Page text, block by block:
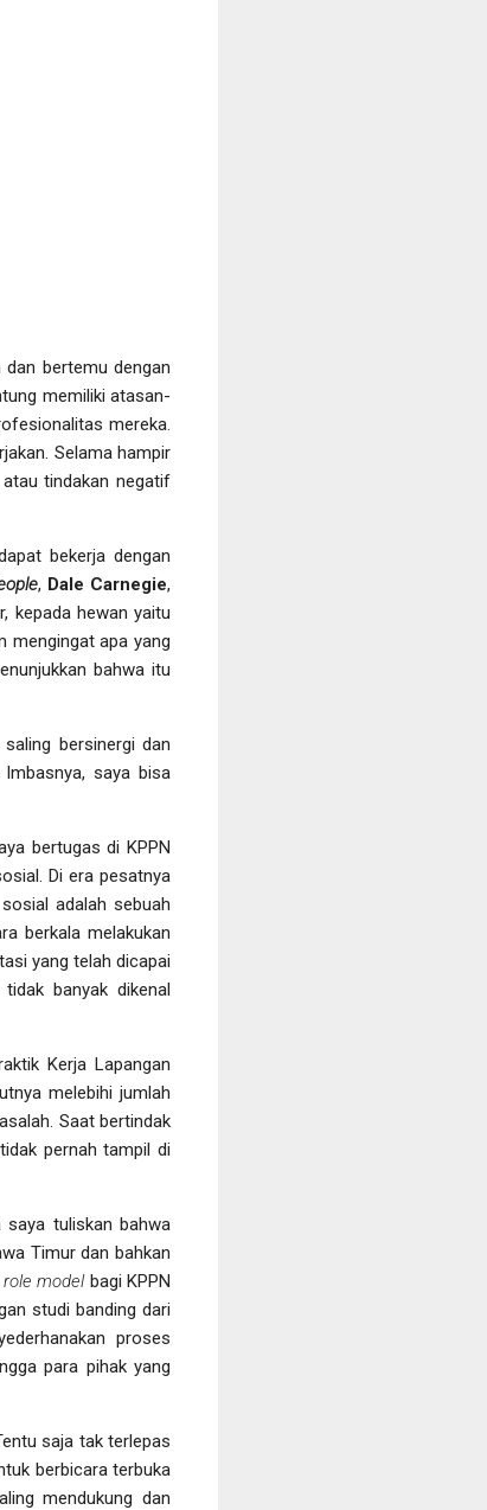
dan bertemu dengan
memiliki atasan-
mereka.
Selama hampir
tindakan negatif
bekerja dengan
, Dale Carnegie,
kepada hewan yaitu
mengingat apa yang
bahwa itu
bersinergi dan
saya bisa
bertugas di KPPN
Di era pesatnya
adalah sebuah
berkala melakukan
yang telah dicapai
banyak dikenal
Kerja Lapangan
melebihi jumlah
Saat bertindak
pernah tampil di
saya tuliskan bahwa
Timur dan bahkan
role modelbagi KPPN
studi banding dari
proses
para pihak yang
saja tak terlepas
berbicara terbuka
mendukung dan